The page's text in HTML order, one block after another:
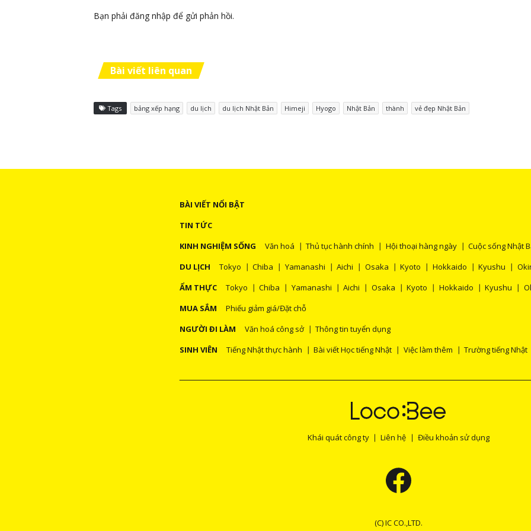
Bạn phải đăng nhập để gửi phản hồi.
Bài viết liên quan
Tags bảng xếp hạng du lịch du lịch Nhật Bản Himeji Hyogo Nhật Bản thành vẻ đẹp Nhật Bản
BÀI VIẾT NỔI BẬT
TIN TỨC
KINH NGHIỆM SỐNG
Văn hoá Thủ tục hành chính Hội thoại hàng ngày
Cuộc sống Nhật
DU LỊCH
Tokyo Chiba Yamanashi Aichi Osaka Kyoto Hokkaido Kyushu
ẨM THỰC
Tokyo Chiba Yamanashi Aichi Osaka Kyoto Hokkaido Kyushu
MUA SẮM
Phiếu giảm giá/Đặt chỗ
NGƯỜI ĐI LÀM
Văn hoá công sở
Thông tin tuyển dụng
SINH VIÊN
Tiếng Nhật thực hành Bài viết Học tiếng Nhật Việc làm thêm Trường tiếng Nhật
Khái quát công ty Liên hệ Điều khoản sử dụng
(C) IC CO.,LTD.